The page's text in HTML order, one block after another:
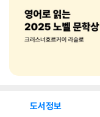
도서정보